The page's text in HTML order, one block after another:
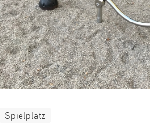
Kontakt
Impressum
Anmelden
Spielplatz